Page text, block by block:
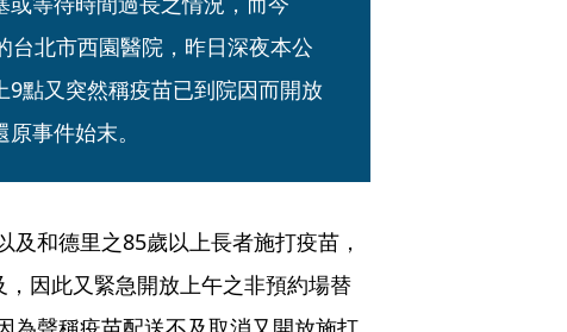
台北市西園醫院，昨日深夜本公
點又突然稱疫苗已到院因而開放
事件始末。
和德里之85歲以上長者施打疫苗，
因此又緊急開放上午之非預約場替